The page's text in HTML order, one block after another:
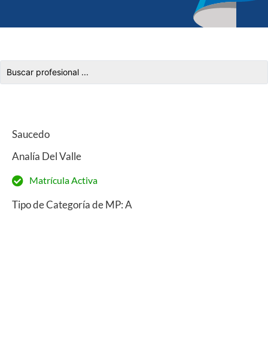
Saucedo
Analía Del Valle
Matrícula Activa
Tipo de Categoría de MP: A